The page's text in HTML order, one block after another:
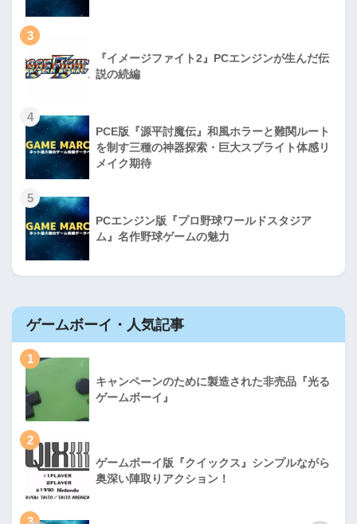
3
『イメージファイト2』PCエンジンが生んだ伝
説の続編
4
PCE版『源平討魔伝』和風ホラーと難関ルート
を制す三種の神器探索・巨大スプライト体感リ
メイク期待
5
PCエンジン版『プロ野球ワールドスタジア
ム』名作野球ゲームの魅力
ゲームボーイ・人気記事
1
キャンペーンのために製造された非売品『光る
ゲームボーイ』
2
ゲームボーイ版『クイックス』シンプルながら
奥深い陣取りアクション！
3